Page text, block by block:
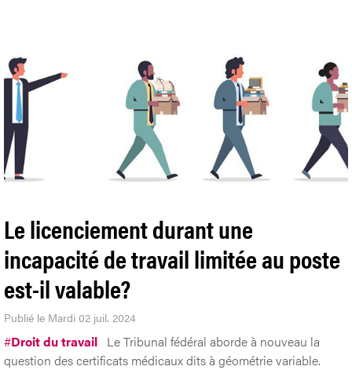
Le licenciement durant une
incapacité de travail limitée au poste
est-il valable?
Publié le Mardi 02 juil. 2024
#Droit du travail Le Tribunal fédéral aborde à nouveau la
question des certificats médicaux dits à géométrie variable.